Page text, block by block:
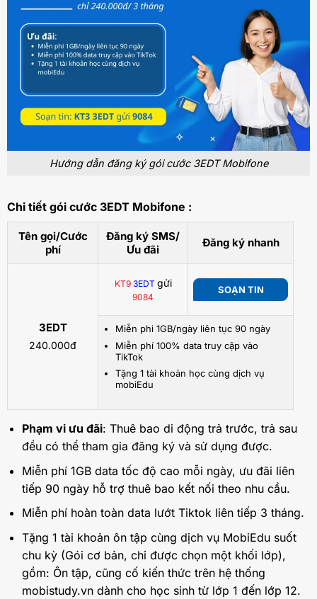
Hướng dẫn đăng ký gói cước 3EDT Mobifone
Chi tiết gói cước 3EDT Mobifone :
Tên gọi/Cước
phí
Đăng ký SMS/
Ưu đãi
Đăng ký nhanh
3EDT
240.000đ
KT93EDT gửi
9084
SOẠN TIN
Miễn phi 1GB/ngày liên tục 90 ngày
Miễn phí 100% data truy cập vào
TikTok
Tặng 1 tài khoản học cùng dịch vụ
mobiEdu
Phạm vi ưu đãi: Thuê bao di động trả trước, trả sau
đều có thể tham gia đăng ký và sử dụng được.
Miễn phí 1GB data tốc độ cao mỗi ngày, ưu đãi liên
tiếp 90 ngày hỗ trợ thuê bao kết nối theo nhu cầu.
Miễn phí hoàn toàn data lướt Tiktok liên tiếp 3 tháng.
Tặng 1 tài khoản ôn tập cùng dịch vụ MobiEdu suốt
chu kỳ (Gói cơ bản, chỉ được chọn một khối lớp),
gồm: Ôn tập, cũng cố kiến thức trên hệ thống
mobistudy.vn dành cho học sinh từ lớp 1 đến lớp 12.